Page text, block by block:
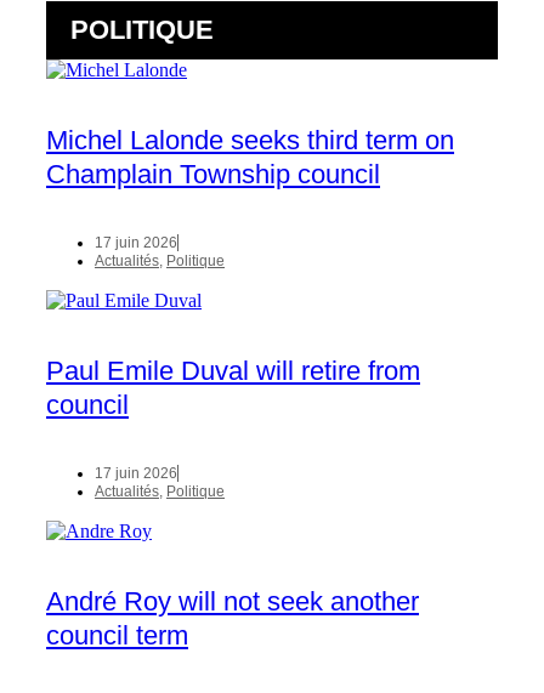
POLITIQUE
Michel Lalonde seeks third term on
Champlain Township council
17 juin 2026
Actualités Politique
Paul Emile Duval will retire from
council
17 juin 2026
Actualités Politique
André Roy will not seek another
council term